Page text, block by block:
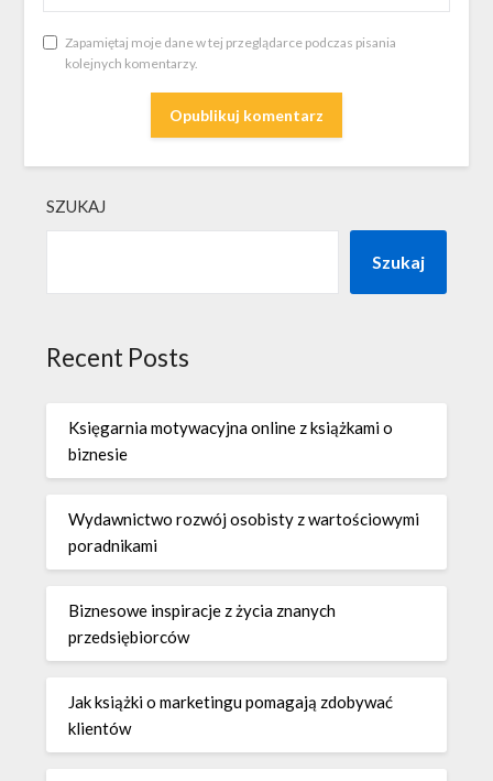
Zapamiętaj moje dane w tej przeglądarce podczas pisania
kolejnych komentarzy.
SZUKAJ
Szukaj
Recent Posts
Księgarnia motywacyjna online z książkami o
biznesie
Wydawnictwo rozwój osobisty z wartościowymi
poradnikami
Biznesowe inspiracje z życia znanych
przedsiębiorców
Jak książki o marketingu pomagają zdobywać
klientów